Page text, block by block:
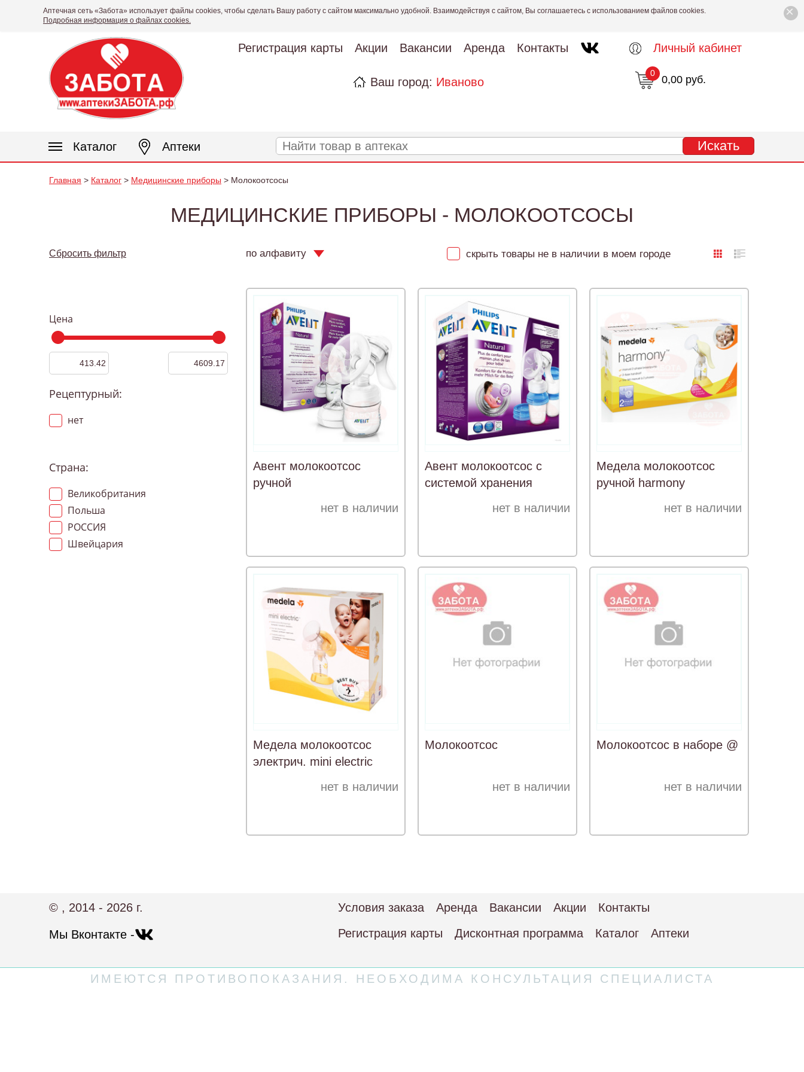
×
Аптечная сеть «Забота» использует файлы cookies, чтобы сделать Вашу работу с сайтом максимально удобной. Взаимодействуя с сайтом, Вы соглашаетесь с использованием файлов cookies.
Подробная информация о файлах cookies.
Регистрация карты Акции Вакансии Аренда Контакты
Ваш город: Иваново
Личный кабинет
0,00 руб.
0
Каталог Аптеки
Главная > Каталог > Медицинские приборы > Молокоотсосы
МЕДИЦИНСКИЕ ПРИБОРЫ - МОЛОКООТСОСЫ
Сбросить фильтр
Цена
Рецептурный:
нет
Страна:
Великобритания
Польша
РОССИЯ
Швейцария
по алфавиту скрыть товары не в наличии в моем городе
Авент молокоотсос
ручной
нет в наличии
Авент молокоотсос с
системой хранения
нет в наличии
Медела молокоотсос
ручной harmony
нет в наличии
Медела молокоотсос
электрич. mini electric
нет в наличии
Молокоотсос
нет в наличии
Молокоотсос в наборе @
нет в наличии
© , 2014 - 2026 г.
Мы Вконтакте -
Условия заказа Аренда Вакансии Акции
Контакты
Регистрация карты
Дисконтная программа Каталог Аптеки
ИМЕЮТСЯ ПРОТИВОПОКАЗАНИЯ. НЕОБХОДИМА КОНСУЛЬТАЦИЯ СПЕЦИАЛИСТА